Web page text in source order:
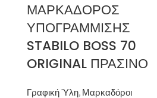
ΜΑΡΚΑΔΟΡΟΣ
ΥΠΟΓΡΑΜΜΙΣΗΣ
STABILO BOSS 70
ORIGINAL ΠΡΑΣΙΝΟ
Γραφική Ύλη, Μαρκαδόροι